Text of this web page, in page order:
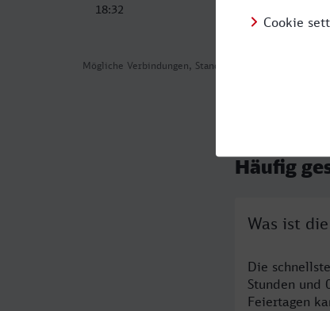
Mögliche Verbindungen, Stand: 2026-08-03 01:22
18:32
Häufig
Was ist
Die
Stunden und
Feiertagen